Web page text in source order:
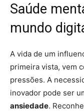
Saúde
mundo
A vida de um
primeira vista, vem
pressões. A
inovador pode ser
ansiedade.